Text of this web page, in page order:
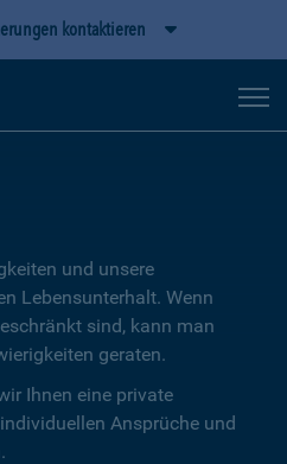
kontaktieren
und unsere
Lebensunterhalt. Wenn
sind, kann man
geraten.
Ihnen eine private
Ansprüche und